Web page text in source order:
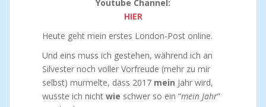
Youtube Channel:
HIER
Heute geht mein erstes London-Post online.
Und eins muss ich gestehen, während ich an
Silvester noch voller Vorfreude (mehr zu mir
selbst) murmelte, dass 2017 mein Jahr wird,
wusste ich nicht wie schwer so ein “mein Jahr”